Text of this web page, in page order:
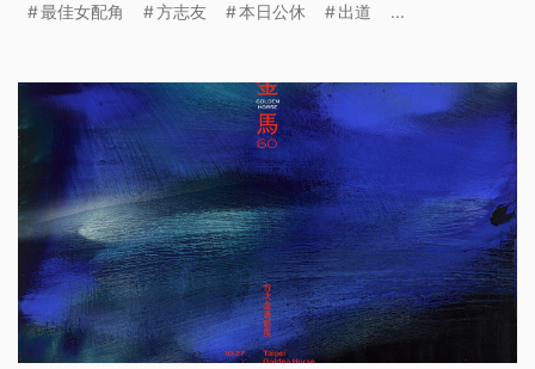
最佳女配角 方志友 本日公休 出道 ...